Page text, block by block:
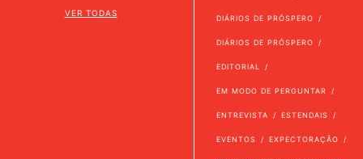
VER TODAS
DIÁRIOS DE PRÓSPERO
DIÁRIOS DE PRÓSPERO
EDITORIAL
EM MODO DE PERGUNTAR
ENTREVISTA ESTENDAIS
EVENTOS EXPECTORAÇÃO